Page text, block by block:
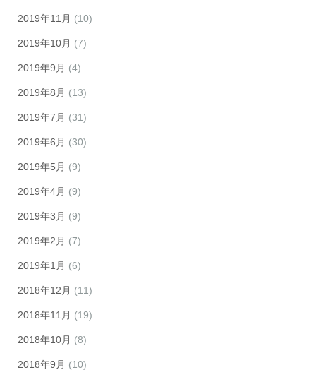
2019年11月 (10)
2019年10月 (7)
2019年9月 (4)
2019年8月 (13)
2019年7月 (31)
2019年6月 (30)
2019年5月 (9)
2019年4月 (9)
2019年3月 (9)
2019年2月 (7)
2019年1月 (6)
2018年12月 (11)
2018年11月 (19)
2018年10月 (8)
2018年9月 (10)